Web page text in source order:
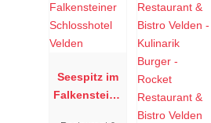
Seespitz im
Falkensteine